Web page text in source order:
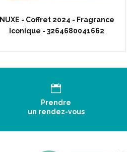
NUXE - Coffret 2024 - Fragrance
Iconique - 3264680041662
Prendre
un rendez-vous